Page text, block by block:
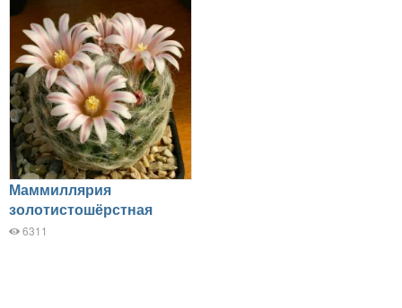
Маммиллярия
золотистошёрстная
6311